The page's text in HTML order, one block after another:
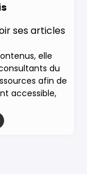
ses articles
elle
du
afin de
accessible,